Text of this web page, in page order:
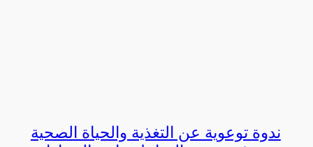
ندوة توعوية عن التغذية والحياة الصحية